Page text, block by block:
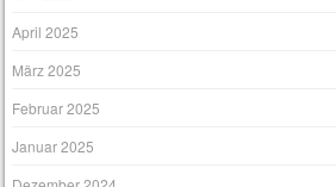
April 2025
März 2025
Februar 2025
Januar 2025